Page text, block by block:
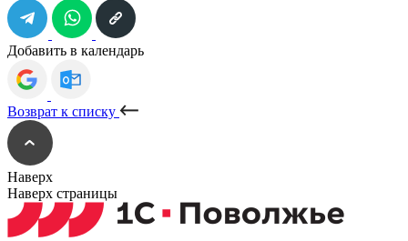
Добавить в календарь
Возврат к списку
Наверх
Наверх страницы